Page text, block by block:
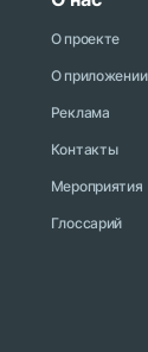
О проекте
О приложении
Реклама
Контакты
Мероприятия
Глоссарий